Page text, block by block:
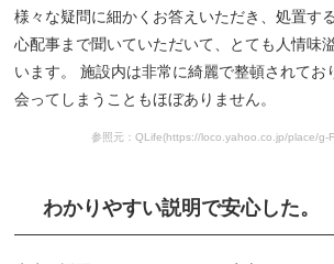
様々な疑問に細かくお答えいただき、処置す
心配事まで聞いていただいて、とても人情味
います。 施設内は非常に綺麗で整頓されてお
会ってしまうこともほぼありません。
参照元：QLife(https://loco.yahoo.co.jp/place/g-
わかりやすい説明で安心した。